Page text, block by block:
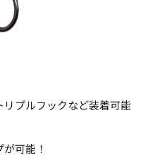
、カンパチ、ブリ(イナ
プルフックなど装着可能
可能！